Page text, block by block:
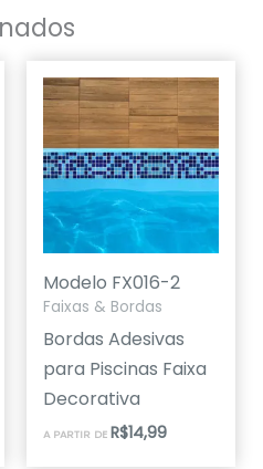
Modelo FX016-2
Faixas & Bordas
Bordas Adesivas
para Piscinas Faixa
Decorativa
A PARTIR DE R$14,99